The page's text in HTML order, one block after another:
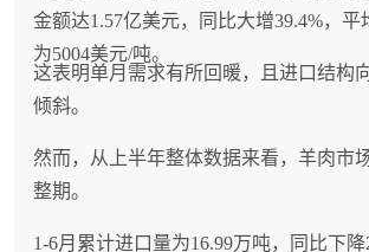
金额达1.57亿美元，同比大增39.4%，平
为5004美元/吨。
这表明单月需求有所回暖，且进口结构
倾斜。
然而，从上半年整体数据来看，羊肉市
整期。
1-6月累计进口量为16.99万吨，同比下降